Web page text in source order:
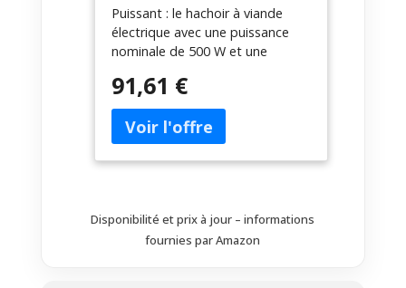
Hachoir Électrique avec 3
Plaques de Broyage en
Acier Inoxydable,
Accessoires Kubbe
Saucisses Biscuits pour
Viande Légumes
Puissant : le hachoir à viande
électrique avec une puissance
nominale de 500 W et une
le moteur et les accessoires de
qualité fonctionnent rapidement
et efficacement pour des
résultats optimaux.
Multifonction 5 en 1 : robot de
idéal pour hacher la viande, râper
les légumes/fruits/fromage, faire
91,61 €
Disponibilité et prix à jour – informations
fournies par Amazon